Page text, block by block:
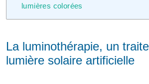
lumières colorées
La luminothérapie, un
lumière solaire artificielle